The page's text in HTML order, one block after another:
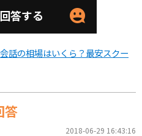
答する
話の相場はいくら？最安スクー
答
2018-06-29 16:43:16